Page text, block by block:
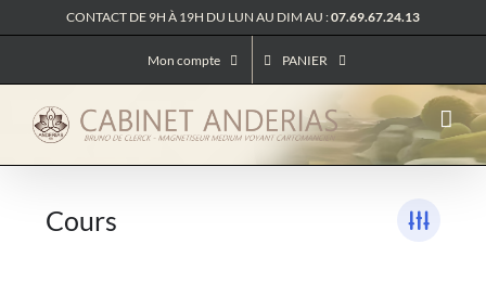
au
CONTACT DE 9H À 19H DU LUN AU DIM AU :07.69.67.24.13
Mon compte PANIER
Cours